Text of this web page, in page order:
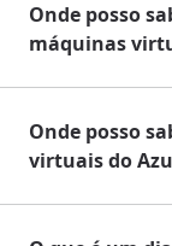
Onde posso
máquinas
Onde posso
virtuais do